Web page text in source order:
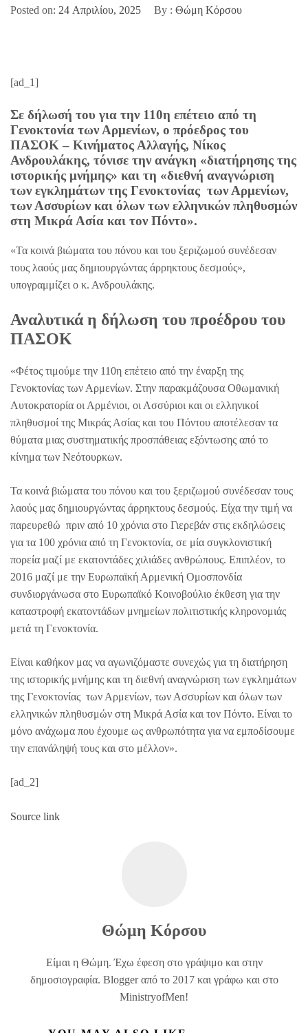
Posted on: 24 Απριλίου, 2025 By : Θώμη Κόρσου
[ad_1]
Σε δήλωσή του για την 110η επέτειο από τη
Γενοκτονία των Αρμενίων, ο πρόεδρος του
ΠΑΣΟΚ – Κινήματος Αλλαγής, Νίκος
Ανδρουλάκης, τόνισε την ανάγκη «διατήρησης της
ιστορικής μνήμης» και τη «διεθνή αναγνώριση
των εγκλημάτων της Γενοκτονίας των Αρμενίων,
των Ασσυρίων και όλων των ελληνικών πληθυσμών
στη Μικρά Ασία και τον Πόντο».
«Τα κοινά βιώματα του πόνου και του ξεριζωμού συνέδεσαν
τους λαούς μας δημιουργώντας άρρηκτους δεσμούς»,
υπογραμμίζει ο κ. Ανδρουλάκης.
Αναλυτικά η δήλωση του προέδρου του
ΠΑΣΟΚ
«Φέτος τιμούμε την 110η επέτειο από την έναρξη της
Γενοκτονίας των Αρμενίων. Στην παρακμάζουσα Οθωμανική
Αυτοκρατορία οι Αρμένιοι, οι Ασσύριοι και οι ελληνικοί
πληθυσμοί της Μικράς Ασίας και του Πόντου αποτέλεσαν τα
θύματα μιας συστηματικής προσπάθειας εξόντωσης από το
κίνημα των Νεότουρκων.
Τα κοινά βιώματα του πόνου και του ξεριζωμού συνέδεσαν τους
λαούς μας δημιουργώντας άρρηκτους δεσμούς. Είχα την τιμή να
παρευρεθώ πριν από 10 χρόνια στο Γιερεβάν στις εκδηλώσεις
για τα 100 χρόνια από τη Γενοκτονία, σε μία συγκλονιστική
πορεία μαζί με εκατοντάδες χιλιάδες ανθρώπους. Επιπλέον, το
2016 μαζί με την Ευρωπαϊκή Αρμενική Ομοσπονδία
συνδιοργάνωσα στο Ευρωπαϊκό Κοινοβούλιο έκθεση για την
καταστροφή εκατοντάδων μνημείων πολιτιστικής κληρονομιάς
μετά τη Γενοκτονία.
Είναι καθήκον μας να αγωνιζόμαστε συνεχώς για τη διατήρηση
της ιστορικής μνήμης και τη διεθνή αναγνώριση των εγκλημάτων
της Γενοκτονίας των Αρμενίων, των Ασσυρίων και όλων των
ελληνικών πληθυσμών στη Μικρά Ασία και τον Πόντο. Είναι το
μόνο ανάχωμα που έχουμε ως ανθρωπότητα για να εμποδίσουμε
την επανάληψή τους και στο μέλλον».
[ad_2]
Source link
Θώμη Κόρσου
Είμαι η Θώμη. Έχω έφεση στο γράψιμο και στην
δημοσιογραφία. Blogger από το 2017 και γράφω και στο
MinistryofMen!